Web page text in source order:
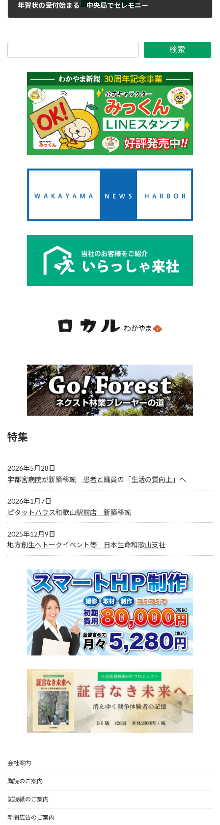
年賀状の受付始まる 中央局でセレモニー
検索
特集
2026年5月28日
宇都宮病院が新築移転 患者と職員の「生活の質向上」へ
2026年1月7日
ピタットハウス和歌山駅前店 新築移転
2025年12月9日
地方創生へトークイベント等 日本生命和歌山支社
会社案内
購読のご案内
試読紙のご案内
新聞広告のご案内